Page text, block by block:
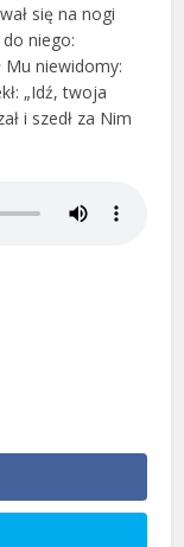
się na nogi
do niego:
Mu niewidomy:
„Idź, twoja
i szedł za Nim